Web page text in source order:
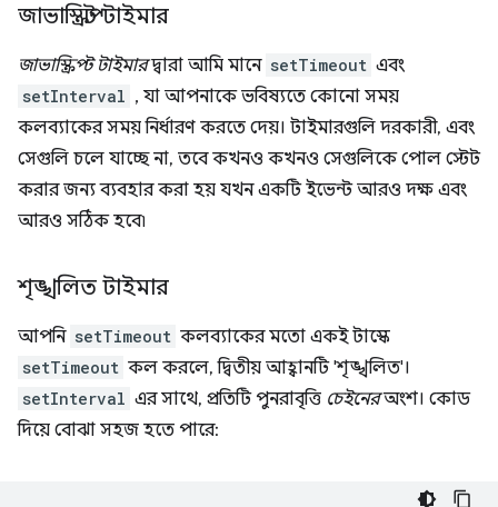
জাভাস্ক্রিপ্ট টাইমার
জাভাস্ক্রিপ্ট টাইমারদ্বারা আমি মানে setTimeout এবং
setInterval , যা আপনাকে ভবিষ্যতে কোনো সময়
কলব্যাকের সময় নির্ধারণ করতে দেয়। টাইমারগুলি দরকারী, এবং
সেগুলি চলে যাচ্ছে না, তবে কখনও কখনও সেগুলিকে পোল স্টেট
করার জন্য ব্যবহার করা হয় যখন একটি ইভেন্ট আরও দক্ষ এবং
আরও সঠিক হবে৷
শৃঙ্খলিত টাইমার
আপনি setTimeout কলব্যাকের মতো একই টাস্কে
setTimeout কল করলে, দ্বিতীয় আহ্বানটি 'শৃঙ্খলিত'।
setInterval এর সাথে, প্রতিটি পুনরাবৃত্তি চেইনেরঅংশ। কোড
দিয়ে বোঝা সহজ হতে পারে: